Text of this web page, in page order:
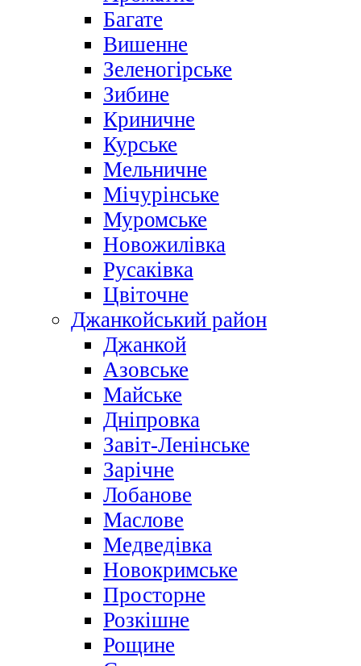
Багате
Вишенне
Зеленогірське
Зибине
Криничне
Курське
Мельничне
Мічурінське
Муромське
Новожилівка
Русаківка
Цвіточне
Джанкойський район
Джанкой
Азовське
Майське
Дніпровка
Завіт-Ленінське
Зарічне
Лобанове
Маслове
Медведівка
Новокримське
Просторне
Розкішне
Рощине